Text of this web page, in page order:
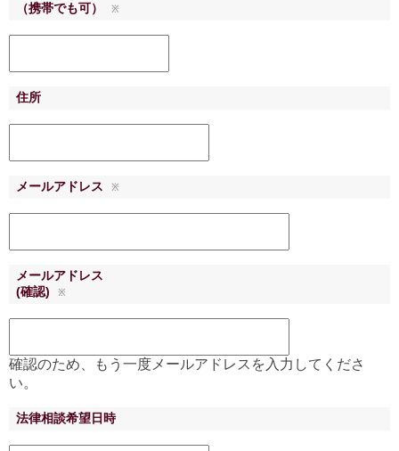
（携帯でも可）
※
住所
メールアドレス ※
メールアドレス
(確認)
※
確認のため、もう一度メールアドレスを入力してくださ
い。
法律相談希望日時